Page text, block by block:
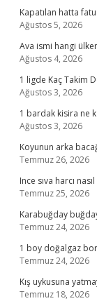
Kapatılan hatta
Ağustos 5, 2026
Ava ismi hangi
Ağustos 4, 2026
1 ligde Kaç Takim
Ağustos 3, 2026
1 bardak kisira ne
Ağustos 3, 2026
Koyunun arka
Temmuz 26, 2026
Ince sıva harcı
Temmuz 25, 2026
Karabuğday
Temmuz 24, 2026
1 boy doğalgaz
Temmuz 24, 2026
Kış uykusuna
Temmuz 18, 2026